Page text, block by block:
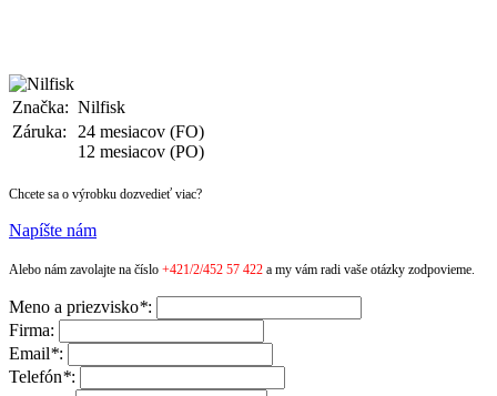
Značka: Nilfisk
Záruka:
24 mesiacov (FO)
12 mesiacov (PO)
Chcete sa o výrobku dozvedieť viac?
Napíšte nám
Alebo nám zavolajte na číslo +421/2/452 57 422 a my vám radi vaše otázky zodpovieme.
Meno a priezvisko*:
Firma:
Email*:
Telefón*: